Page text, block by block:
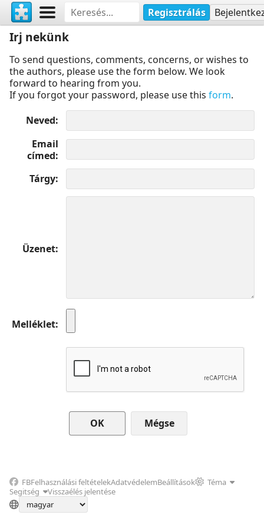
Regisztrálás
Irj nekünk
To send questions, comments, concerns, or wishes to
the authors, please use the form below. We look
forward to hearing from you.
If you forgot your password, please use this form.
Neved
Email
címed
Tárgy
Üzenet
Melléklet
Mégse
FBFelhasználási feltételekAdatvédelemBeállítások
Téma
Segitség
Visszaélés jelentése